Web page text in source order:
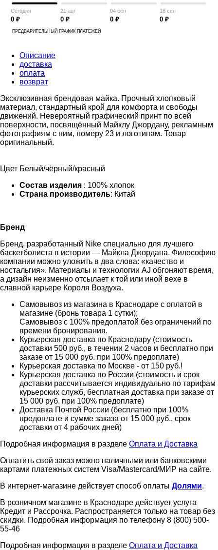
Сегодня
0 ₽
21 авг
0 ₽
04 сен
0 ₽
18 сен
0 ₽
ПРЕДВАРИТЕЛЬНЫЙ ГРАФИК ПЛАТЕЖЕЙ
Описание
доставка
оплата
возврат
Эксклюзивная брендовая майка. Прочный хлопковый
материал, стандартный крой для комфорта и свободы
движений. Невероятный графический принт по всей
поверхности, посвящённый Майклу Джордану, рекламным
фотографиям с ним, номеру 23 и логотипам. Товар
оригинальный.
Цвет Белый/чёрный/красный
Состав изделия : 100% хлопок
Страна производитель: Китай
Бренд
Бренд, разработанный Nike специально для лучшего
баскетболиста в истории — Майкла Джордана. Философию
компании можно уложить в два слова: «качество и
ностальгия». Материалы и технологии AJ обгоняют время,
а дизайн неизменно отсылает к той или иной вехе в
славной карьере Короля Воздуха.
Самовывоз из магазина в Краснодаре с оплатой в
магазине (бронь товара 1 сутки);
Самовывоз с 100% предоплатой без ограничений по
времени бронирования.
Курьерская доставка по Краснодару (стоимость
доставки 500 руб., в течении 2 часов и бесплатно при
заказе от 15 000 руб. при 100% предоплате)
Курьерская доставка по Москве - от 150 руб.!
Курьерская доставка по России (стоимость и срок
доставки рассчитывается индивидуально по тарифам
курьерских служб, бесплатная доставка при заказе от
15 000 руб. при 100% предоплате)
Доставка Почтой России (бесплатно при 100%
предоплате и сумме заказа от 15 000 руб., срок
доставки от 4 рабочих дней)
Подробная информация в разделе Оплата и Доставка
Оплатить свой заказ можно наличными или банковскими
картами платежных систем Visa/Mastercard/МИР на сайте.
В интернет-магазине действует способ оплаты Долями.
В розничном магазине в Краснодаре действует услуга
Кредит и Рассрочка. Распространяется только на товар без
скидки. Подробная информация по телефону 8 (800) 500-
55-46
Подробная информация в разделе Оплата и Доставка